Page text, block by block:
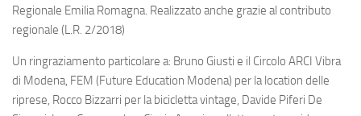
Regionale Emilia Romagna. Realizzato anche grazie al contributo
regionale (L.R. 2/2018)
Un ringraziamento particolare a: Bruno Giusti e il Circolo ARCI Vibra
di Modena, FEM (Future Education Modena) per la location delle
riprese, Rocco Bizzarri per la bicicletta vintage, Davide Piferi De